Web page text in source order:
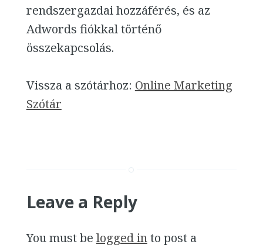
rendszergazdai hozzáférés, és az
Adwords fiókkal történő
összekapcsolás.
Vissza a szótárhoz: Online Marketing
Szótár
Leave a Reply
You must be logged into post a